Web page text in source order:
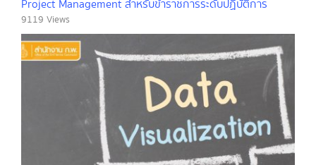
Project Management สำหรับข้าราชการระดับปฏิบัติการ
9119 Views